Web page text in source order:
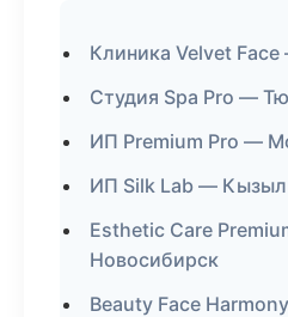
Клиника Velvet
Студия Spa Pro —
ИП Premium Pro —
ИП Silk Lab — Кызыл
Esthetic Care
Новосибирск
Beauty Face